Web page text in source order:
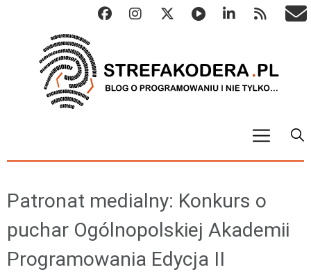
ALGO
Abstrakcyjne struktury danych
Metody numeryczne
Algorytmy sortowania
Patronat medialny: Konkurs o
puchar Ogólnopolskiej Akademii
Programowania Edycja II